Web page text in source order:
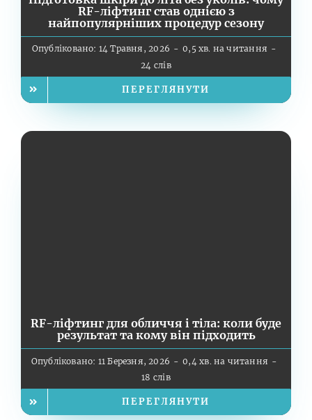
RF-ліфтинг став однією з
найпопулярніших процедур сезону
Опубліковано: 14 Травня, 2026 - 0,5 хв. на читання -
24 слів
ПЕРЕГЛЯНУТИ
RF-ліфтинг для обличчя і тіла: коли буде
результат та кому він підходить
Опубліковано: 11 Березня, 2026 - 0,4 хв. на читання -
18 слів
ПЕРЕГЛЯНУТИ